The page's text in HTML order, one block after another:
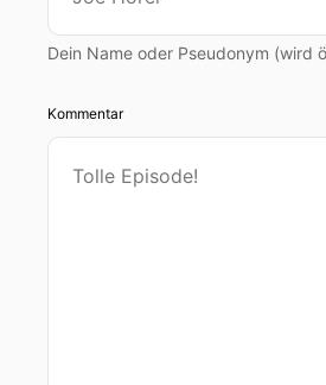
Dein Name oder Pseudonym (wird
Kommentar